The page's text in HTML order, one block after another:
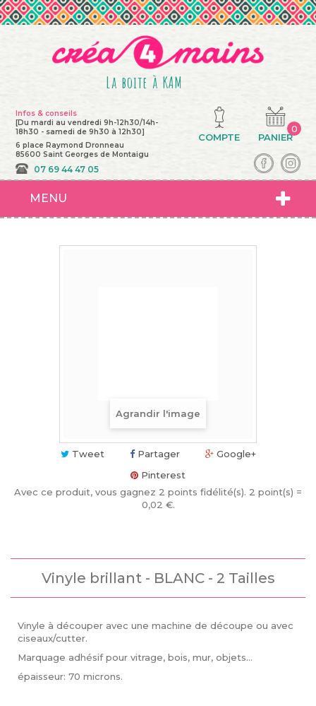
Infos & conseils
[Du mardi au vendredi 9h-12h30/14h-
18h30 - samedi de 9h30 à 12h30]
6 place Raymond Dronneau
85600 Saint Georges de Montaigu
07 69 44 47 05
La boite à KAM
PANIER
0
COMPTE
MENU
Agrandir l'image
Tweet Partager
Google+
Pinterest
Avec ce produit, vous gagnez 2 points fidélité(s). 2 point(s) =
0,02 €.
Vinyle brillant - BLANC - 2 Tailles
Vinyle à découper avec une machine de découpe ou avec
ciseaux/cutter.
Marquage adhésif pour vitrage, bois, mur, objets...
épaisseur: 70 microns.